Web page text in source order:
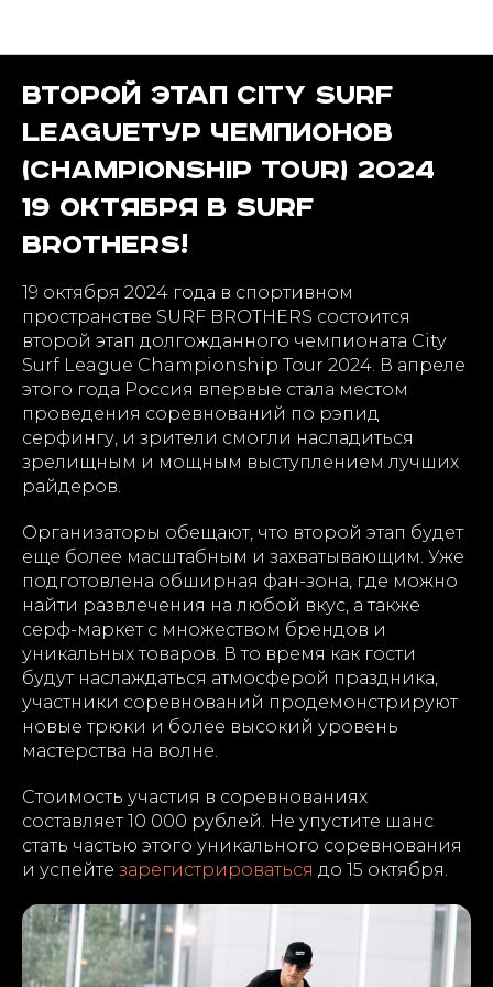
Второй этап City Surf
LeagueТур Чемпионов
(Championship Tour) 2024
19 октября в SURF
BROTHERS!
19 октября 2024 года в спортивном
пространстве SURF BROTHERS состоится
второй этап долгожданного чемпионата City
Surf League Championship Tour 2024. В апреле
этого года Россия впервые стала местом
проведения соревнований по рэпид
серфингу, и зрители смогли насладиться
зрелищным и мощным выступлением лучших
райдеров.
Организаторы обещают, что второй этап будет
еще более масштабным и захватывающим. Уже
подготовлена обширная фан-зона, где можно
найти развлечения на любой вкус, а также
серф-маркет с множеством брендов и
уникальных товаров. В то время как гости
будут наслаждаться атмосферой праздника,
участники соревнований продемонстрируют
новые трюки и более высокий уровень
мастерства на волне.
Стоимость участия в соревнованиях
составляет 10 000 рублей. Не упустите шанс
стать частью этого уникального соревнования
и успейте зарегистрироваться до 15 октября.